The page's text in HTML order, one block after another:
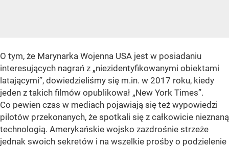
O tym, że Marynarka Wojenna USA jest w posiadaniu
interesujących nagrań z „niezidentyfikowanymi obiektami
latającymi”, dowiedzieliśmy się m.in. w 2017 roku, kiedy
jeden z takich filmów opublikował „New York Times”.
Co pewien czas w mediach pojawiają się też wypowiedzi
pilotów przekonanych, że spotkali się z całkowicie nieznaną
technologią. Amerykańskie wojsko zazdrośnie strzeże
jednak swoich sekretów i na wszelkie prośby o podzielenie